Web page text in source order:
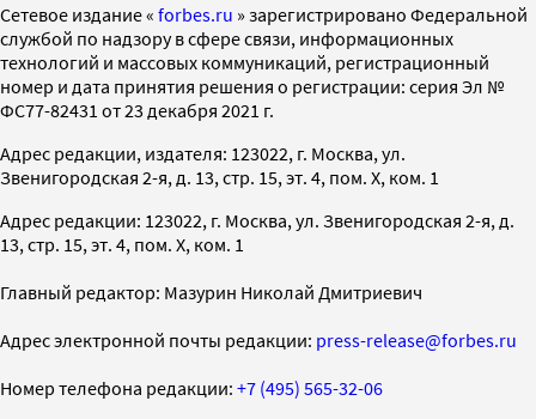
Cетевое издание « forbes.ru » зарегистрировано Федеральной
службой по надзору в сфере связи, информационных
технологий и массовых коммуникаций, регистрационный
номер и дата принятия решения о регистрации: серия Эл №
ФС77-82431 от 23 декабря 2021 г.
Адрес редакции, издателя: 123022, г. Москва, ул.
Звенигородская 2-я, д. 13, стр. 15, эт. 4, пом. X, ком. 1
Адрес редакции: 123022, г. Москва, ул. Звенигородская 2-я, д.
13, стр. 15, эт. 4, пом. X, ком. 1
Главный редактор: Мазурин Николай Дмитриевич
Адрес электронной почты редакции: press-release@forbes.ru
Номер телефона редакции: +7 (495) 565-32-06